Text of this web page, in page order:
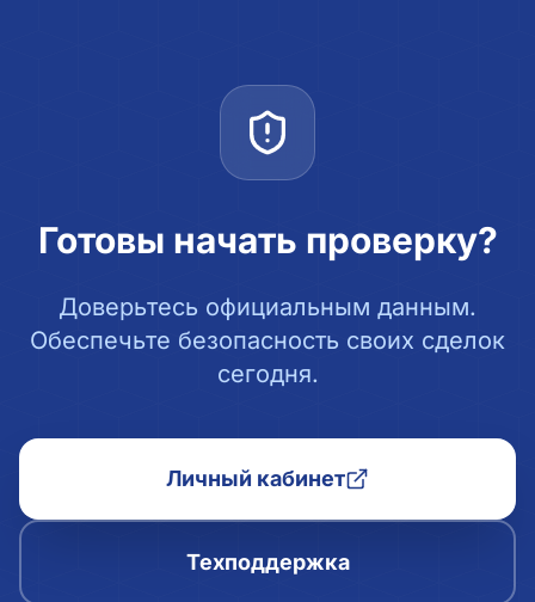
Готовы начать проверку?
Доверьтесь официальным данным.
Обеспечьте безопасность своих сделок
сегодня.
Личный кабинет
Техподдержка